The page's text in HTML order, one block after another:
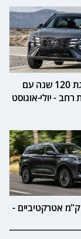
כלמוביל חוגגת 120 שנה עם
- יולי-אוגוסט
אטרקטיביים -